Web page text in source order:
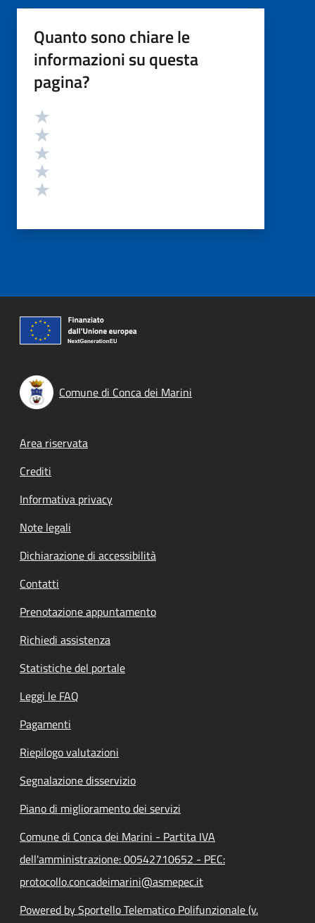
Quanto sono chiare le
informazioni su questa
pagina?
Valutazione
Comune di Conca dei Marini
Footer menu
Area riservata
Crediti
Informativa privacy
Note legali
Dichiarazione di accessibilità
Contatti
Prenotazione appuntamento
Richiedi assistenza
Statistiche del portale
Leggi le FAQ
Pagamenti
Riepilogo valutazioni
Segnalazione disservizio
Piano di miglioramento dei servizi
Comune di Conca dei Marini - Partita IVA
dell'amministrazione: 00542710652 - PEC:
protocollo.concadeimarini@asmepec.it
Powered by Sportello Telematico Polifunzionale (v.